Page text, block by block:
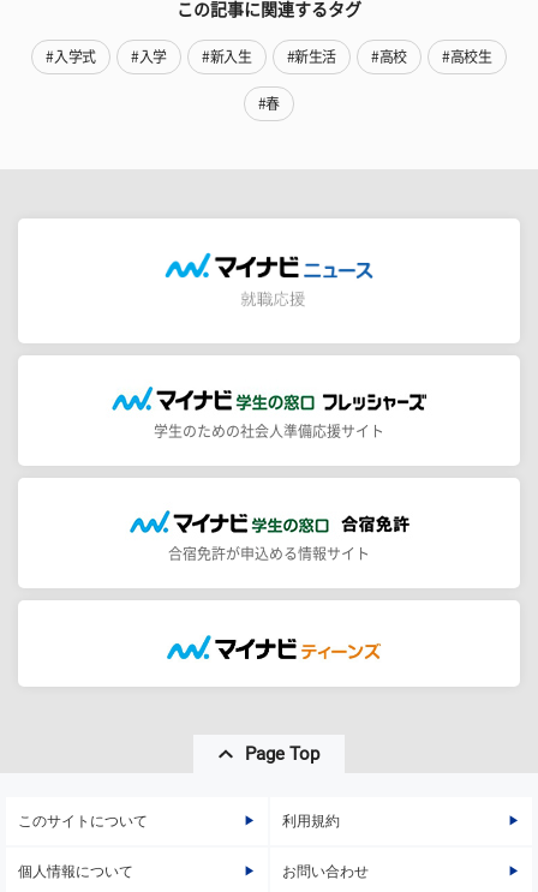
この記事に関連するタグ
#入学式 #入学 #新入生 #新生活 #高校 #高校生
#春
学生のための社会人準備応援サイト
合宿免許が申込める情報サイト
Page Top
このサイトについて 利用規約
個人情報について お問い合わせ